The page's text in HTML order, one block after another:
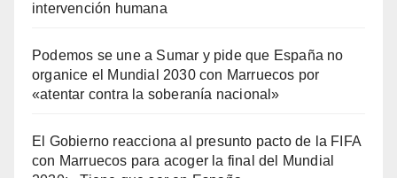
intervención humana
Podemos se une a Sumar y pide que España no
organice el Mundial 2030 con Marruecos por
«atentar contra la soberanía nacional»
El Gobierno reacciona al presunto pacto de la FIFA
con Marruecos para acoger la final del Mundial